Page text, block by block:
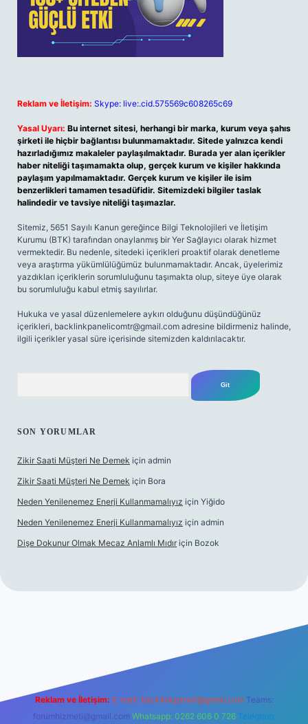
Reklam ve İletişim: Skype: live:.cid.575569c608265c69
Yasal Uyarı: Bu internet sitesi, herhangi bir marka, kurum veya şahıs
şirketi ile hiçbir bağlantısı bulunmamaktadır. Sitede yalnızca kendi
hazırladığımız makaleler paylaşılmaktadır. Burada yer alan içerikler
haber niteliği taşımamakta olup, gerçek kurum ve kişiler hakkında
paylaşım yapılmamaktadır. Gerçek kurum ve kişiler ile isim
benzerlikleri tamamen tesadüfidir. Sitemizdeki bilgiler taslak
halindedir ve tavsiye niteliği taşımazlar.
Sitemiz, 5651 Sayılı Kanun gereğince Bilgi Teknolojileri ve İletişim
Kurumu (BTK) tarafından onaylanmış bir Yer Sağlayıcı olarak hizmet
vermektedir. Bu nedenle, sitedeki içerikleri proaktif olarak denetleme
veya araştırma yükümlülüğümüz bulunmamaktadır. Ancak, üyelerimiz
yazdıkları içeriklerin sorumluluğunu taşımakta olup, siteye üye olarak
bu sorumluluğu kabul etmiş sayılırlar.
Hukuka ve yasal düzenlemelere aykırı olduğunu düşündüğünüz
içerikleri, backlinkpanelicomtr@gmail.com adresine bildirmeniz halinde,
ilgili içerikler yasal süre içerisinde sitemizden kaldırılacaktır.
SON YORUMLAR
Zikir Saati Müşteri Ne Demek için admin
Zikir Saati Müşteri Ne Demek için Bora
Neden Yenilenemez Enerji Kullanmamalıyız için Yiğido
Neden Yenilenemez Enerji Kullanmamalıyız için admin
Dişe Dokunur Olmak Mecaz Anlamlı Mıdır için Bozok
Reklam ve İletişim: E-mail: backlinkpaneli@gmail.com Teams:
forumhizmeti@gmail.com Whatsapp: 0262 606 0 726 Telegram: